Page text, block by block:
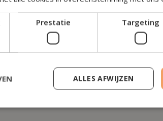
Prestatie Targeting
ALLES AFWIJZEN